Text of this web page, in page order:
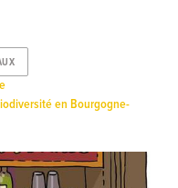
en Bourgogne-